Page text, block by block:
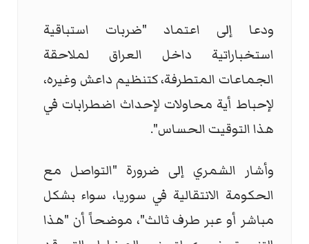
ودعا إلى اعتماد "ضربات استباقية
استخباراتية داخل العراق لملاحقة
الجماعات المتطرفة، كتنظيم داعش وغيره،
لإحباط أية محاولات لإحداث اضطرابات في
هذا التوقيت الحساس".
وأشار الشمري إلى ضرورة "التواصل مع
الحكومة الانتقالية في سوريا، سواء بشكل
مباشر أو عبر طرف ثالث"، موضحاً أن "هذا